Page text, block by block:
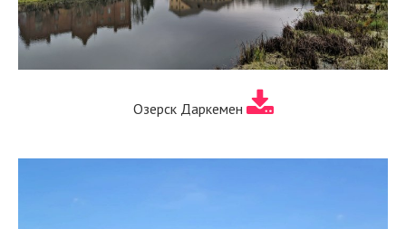
Озерск Даркемен